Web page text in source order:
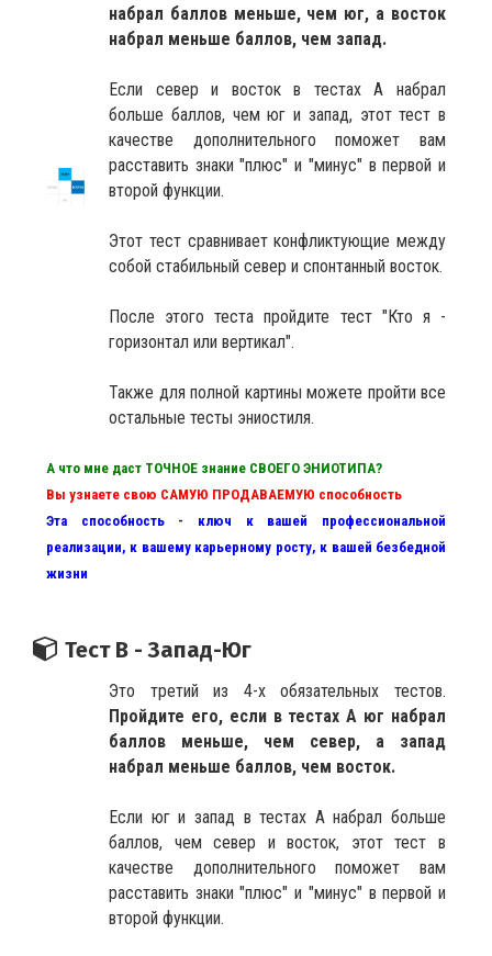
набрал баллов меньше, чем юг, а восток
набрал меньше баллов, чем запад.
Если север и восток в тестах А набрал
больше баллов, чем юг и запад, этот тест в
качестве дополнительного поможет вам
расставить знаки "плюс" и "минус" в первой и
второй функции.
Этот тест сравнивает конфликтующие между
собой стабильный север и спонтанный восток.
После этого теста пройдите тест "Кто я -
горизонтал или вертикал".
Также для полной картины можете пройти все
остальные тесты эниостиля.
А что мне даст ТОЧНОЕ знание СВОЕГО ЭНИОТИПА?
Вы узнаете свою САМУЮ ПРОДАВАЕМУЮ способность
Эта способность - ключ к вашей профессиональной
реализации, к вашему карьерному росту, к вашей безбедной
жизни
Тест В - Запад-Юг
Это третий из 4-х обязательных тестов.
Пройдите его, если в тестах А юг набрал
баллов меньше, чем север, а запад
набрал меньше баллов, чем восток.
Если юг и запад в тестах А набрал больше
баллов, чем север и восток, этот тест в
качестве дополнительного поможет вам
расставить знаки "плюс" и "минус" в первой и
второй функции.